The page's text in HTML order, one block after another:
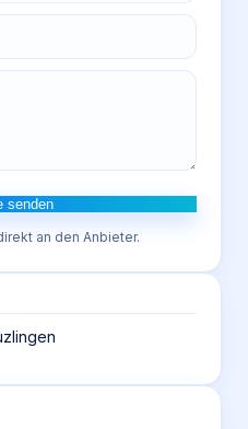
senden
an den Anbieter.